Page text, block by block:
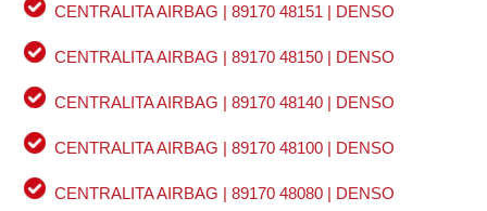
CENTRALITA AIRBAG | 89170 48151 | DENSO
CENTRALITA AIRBAG | 89170 48150 | DENSO
CENTRALITA AIRBAG | 89170 48140 | DENSO
CENTRALITA AIRBAG | 89170 48100 | DENSO
CENTRALITA AIRBAG | 89170 48080 | DENSO